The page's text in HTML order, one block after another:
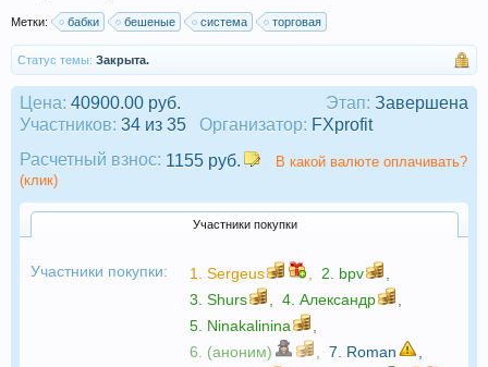
Метки: бабки бешеные система торговая
Статус темы: Закрыта.
Этап: Завершена
Цена: 40900.00 руб.
Участников: 34 из 35 Организатор: FXprofit
Расчетный взнос: 1155 руб.
В какой валюте оплачивать?
(клик)
Участники покупки
Участники покупки: 1. Sergeus 2. bpv
3. Shurs 4. Александр
5. Ninakalinina
6. (аноним)
7. Roman